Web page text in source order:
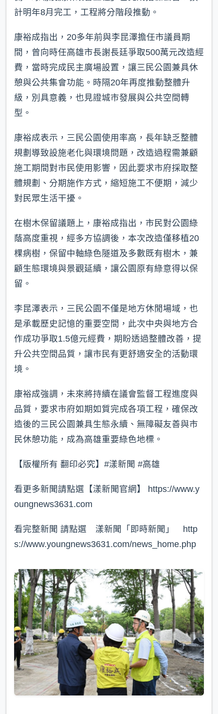
計明年8月完工，工程將分階段推動。
康裕成指出，20多年前與李昆澤擔任市議員期
間，曾向時任高雄市長謝長廷爭取500萬元改造經
費，當時完成民主廣場設置，讓三民公園兼具休
憩與公共集會功能。時隔20年再度推動整體升
級，別具意義，也見證城市發展與公共空間轉
型。
康裕成表示，三民公園使用率高，長年缺乏整體
規劃導致設施老化與環境問題，改造過程需兼顧
施工期間對市民使用影響，因此要求市府採取整
體規劃、分期施作方式，縮短施工不便期，減少
對民眾生活干擾。
在樹木保留議題上，康裕成指出，市民對公園綠
蔭高度重視，經多方協調後，本次改造僅移植20
棵病樹，保留中軸綠色隧道及多數既有樹木，兼
顧生態環境與景觀延續，讓公園原有綠意得以保
留。
李昆澤表示，三民公園不僅是地方休閒場域，也
是承載歷史記憶的重要空間，此次中央與地方合
作成功爭取1.5億元經費，期盼透過整體改善，提
升公共空間品質，讓市民有更舒適安全的活動環
境。
康裕成強調，未來將持續在議會監督工程進度與
品質，要求市府如期如質完成各項工程，確保改
造後的三民公園兼具生態永續、無障礙友善與市
民休憩功能，成為高雄重要綠色地標。
【版權所有 翻印必究】#漾新聞 #高雄
看更多新聞請點選【漾新聞官網】 https://www.y
oungnews3631.com⁠
看完整新聞 請點選 漾新聞「即時新聞」 http
s://www.youngnews3631.com/news_home.php⁠